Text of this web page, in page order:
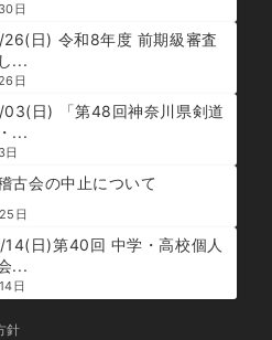
日
日) 令和8年度 前期級審査
...
日
日) 「第48回神奈川県剣道
...
日
古会の中止について
日
日)第40回 中学・高校個人
...
日
針